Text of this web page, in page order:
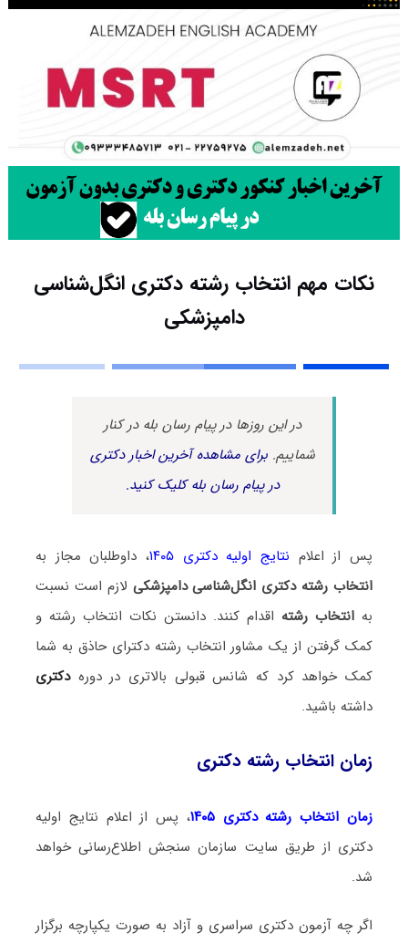
نکات مهم انتخاب رشته دکتری انگل‌شناسی
دامپزشکی
در این روزها در پیام رسان بله در کنار
شماییم.برای مشاهده آخرین اخبار دکتری
در پیام رسان بله کلیک کنید.
پس از اعلام نتایج اولیه دکتری ۱۴۰۵
، داوطلبان مجاز به
انتخاب رشته دکتری انگل‌شناسی دامپزشکی لازم است نسبت
به انتخاب رشته اقدام کنند. دانستن نکات انتخاب رشته و
کمک گرفتن از یک مشاور انتخاب رشته دکترای حاذق به شما
کمک خواهد کرد که شانس قبولی بالاتری در دورهدکتری
داشته باشید.
زمان انتخاب رشته دکتری
زمان انتخاب رشته دکتری ۱۴۰۵
، پس از اعلام نتایج اولیه
دکتری از طریق سایت سازمان سنجش اطلاع‌رسانی خواهد
شد.
اگر چه آزمون دکتری سراسری و آزاد به صورت یکپارچه برگزار